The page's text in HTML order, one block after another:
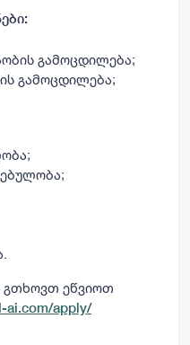
გამოცდილება;
გამოცდილება;
გთხოვთ ეწვიოთ
ai.com/apply/